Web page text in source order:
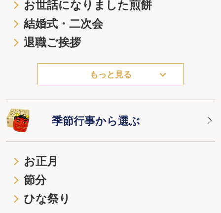
お世話になりました煎餅
結婚式・二次会
退職ご挨拶
もっと見る
季節行事から選ぶ
お正月
節分
ひな祭り